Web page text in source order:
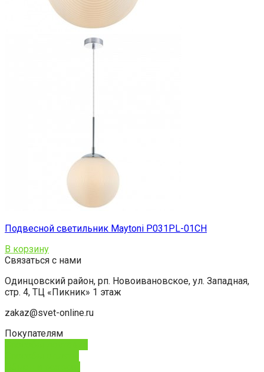
Подвесной светильник Maytoni P031PL-01CH
В корзину
Связаться с нами
Одинцовский район, рп. Новоивановское, ул. Западная,
стр. 4, ТЦ «Пикник» 1 этаж
zakaz@svet-online.ru
Покупателям